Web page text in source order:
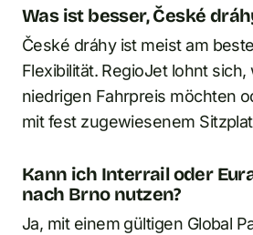
Was ist besser, České
České dráhy ist meist am
Flexibilität. RegioJet lohnt
niedrigen Fahrpreis möchten
mit fest zugewiesenem
Kann ich Interrail oder
nach Brno nutzen?
Ja, mit einem gültigen Global